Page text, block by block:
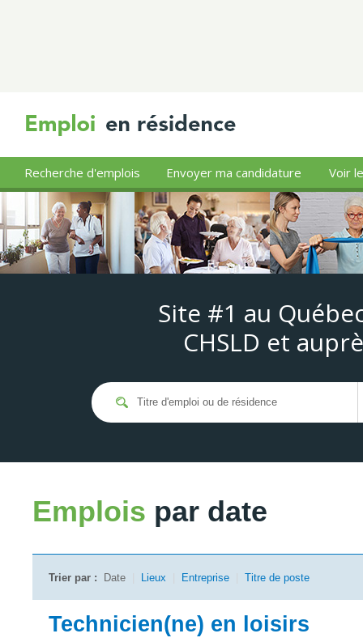
Recherche d'emplois Envoyer ma candidature Voir
Site #1 au
CHSLD et
Emplois par date
Trier par : Date Lieux Entreprise Titre de poste
Technicien(ne) en loisirs